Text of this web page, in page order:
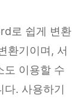
로 쉽게 변환
환기이며, 서
도 이용할 수
다. 사용하기